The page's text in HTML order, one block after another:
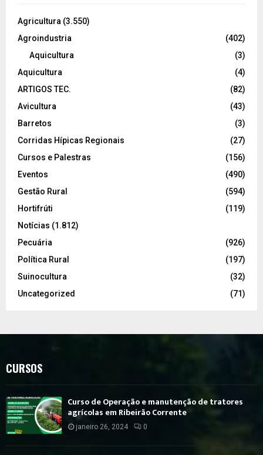
Agricultura (3.550)
Agroindustria
(402)
Aquicultura
(3)
Aquicultura
(4)
ARTIGOS TEC.
(82)
Avicultura
(43)
Barretos
(3)
Corridas Hípicas Regionais
(27)
Cursos e Palestras
(156)
Eventos
(490)
Gestão Rural
(594)
Hortifrúti
(119)
Notícias (1.812)
Pecuária
(926)
Política Rural
(197)
Suinocultura
(32)
Uncategorized
(71)
CURSOS
Curso de Operação e manutenção de tratores
agrícolas em Ribeirão Corrente
janeiro 26, 2024 0